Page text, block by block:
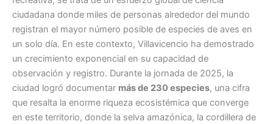
ciudadana donde miles de personas alrededor del mundo
registran el mayor número posible de especies de aves en
un solo día. En este contexto, Villavicencio ha demostrado
un crecimiento exponencial en su capacidad de
observación y registro. Durante la jornada de 2025, la
ciudad logró documentar más de 230 especies, una cifra
que resalta la enorme riqueza ecosistémica que converge
en este territorio, donde la selva amazónica, la cordillera de